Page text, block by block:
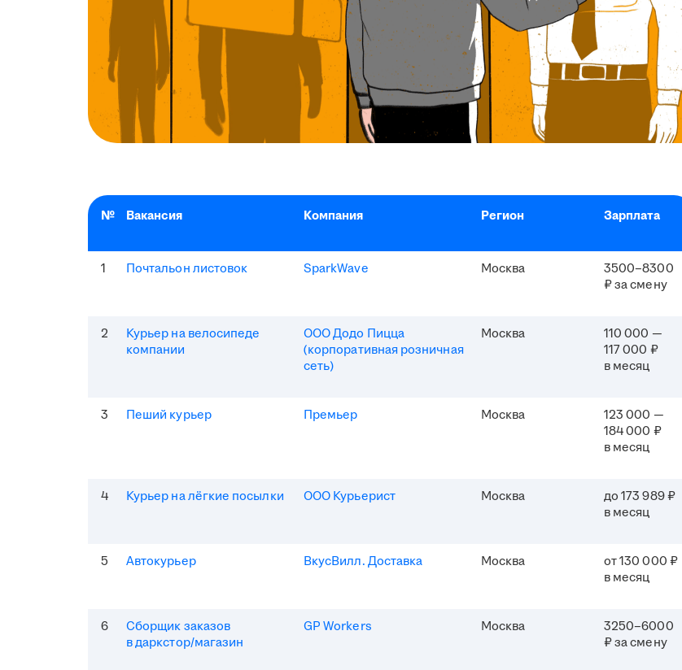
№ Вакансия Компания Регион Зарплата
1 Почтальон листовок SparkWave Москва
3500–8300
₽ за смену
2
Курьер на велосипеде
компании
ООО Додо Пицца
(корпоративная розничная
сеть)
Москва
110 000 —
117 000 ₽
в месяц
3 Пеший курьер Премьер Москва
123 000 —
184 000 ₽
в месяц
4 Курьер на лёгкие посылки ООО Курьерист Москва
до 173 989 ₽
в месяц
5 Автокурьер ВкусВилл. Доставка Москва
от 130 000 ₽
в месяц
6
Сборщик заказов
в даркстор/магазин
GP Workers Москва
3250–6000
₽ за смену